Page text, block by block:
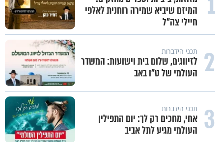
המיזם שיביא שמירה רוחנית לאלפי
חיילי צה"ל
2 תכני הידברות
לזיווגים, שלום בית וישועות: המשדר
העולמי של ט"ו באב
3 תכני הידברות
אחי, מחכים רק לך: יום התפילין
העולמי מגיע לתל אביב